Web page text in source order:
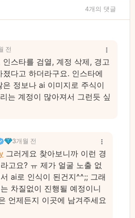
4개의 댓글
전
인스타를 검열, 계정 삭제, 경고
다고 하더라구요. 인스타에
은 정보나 ai 이미지로 주식이
는 계정이 많아져서 그런듯 싶
3개월 전
그러게요 찾아보니까 이런 경
고요? ㅠ 제가 얼굴 노출 없
ai로 인식이 된건지^^;; 그래
차질없이 진행될 예정이니
언제든지 이곳에 남겨주세요